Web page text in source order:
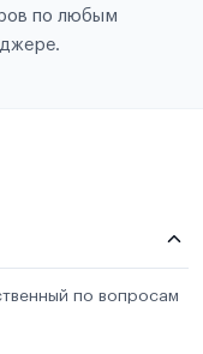
по любым
по вопросам